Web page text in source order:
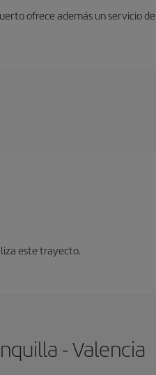
ofrece además un servicio de
este trayecto.
- Valencia